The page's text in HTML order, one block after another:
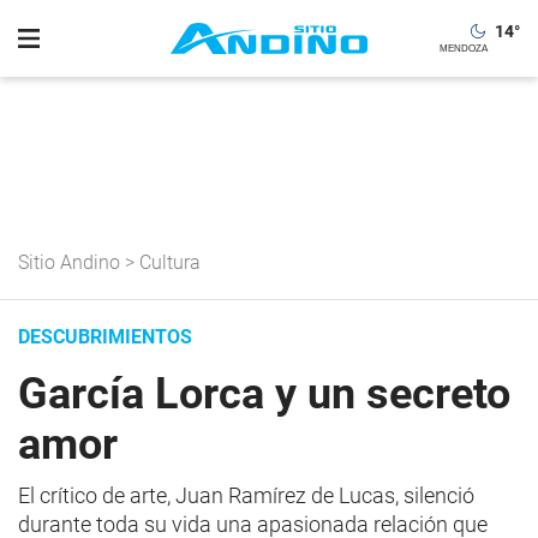
14°
Sitio Andino > Cultura
DESCUBRIMIENTOS
García Lorca y un secreto
amor
El crítico de arte, Juan Ramírez de Lucas, silenció
durante toda su vida una apasionada relación que